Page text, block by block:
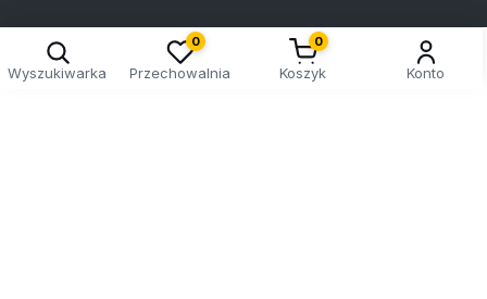
Wyszukiwarka
0
Przechowalnia
0
Koszyk Konto